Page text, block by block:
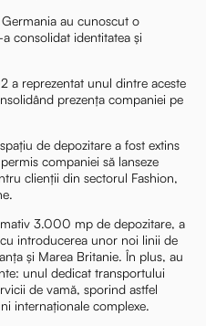
au cunoscut o
consolidat identitatea și
a reprezentat unul dintre aceste
prezența companiei pe
de depozitare a fost extins
companiei să lanseze
clienții din sectorul Fashion,
3.000 mp de depozitare, a
introducerea unor noi linii de
și Marea Britanie. În plus, au
unul dedicat transportului
de vamă, sporind astfel
internaționale complexe.